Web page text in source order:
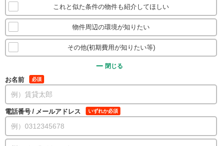
これと似た条件の物件も紹介してほしい
物件周辺の環境が知りたい
その他(初期費用が知りたい等)
閉じる
お名前 必須
電話番号 / メールアドレス いずれか必須